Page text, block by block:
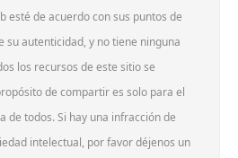
esté de acuerdo con sus puntos de
su autenticidad, y no tiene ninguna
los recursos de este sitio se
de compartir es solo para el
de todos. Si hay una infracción de
intelectual, por favor déjenos un